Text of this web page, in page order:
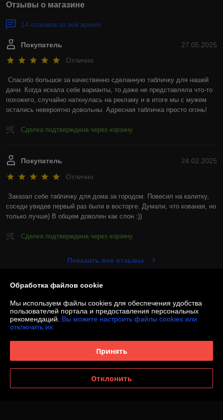
Отзывы о магазине
14 отзывов за всё время
27.05.2025
Покупатель
Отлично
Спасибо большое за качественно сделанную табличку для нашей
дачи. Когда искала себе варианты, то даже не представляла что-то
похожего, случайно наткнулась на рекламу и в итоге мы с мужем
остались невероятно довольны. Адресная табличка просто огонь!
Сделка подтверждена через корзину
24.02.2025
Покупатель
Отлично
Заказал себе табличку для дома за городом. Повесил на калитку,
соседи увидев первый раз были в восторге. Думали, что кованая, но
только лучше) В общем доволен как слон :))
Сделка подтверждена через корзину
Показать все отзывы
Контакты
Доставка и оплата
Полная версия сайта
Обработка файлов cookie
Мы используем файлы cookies для обеспечения удобства
пользователей портала и предоставления персональных
рекомендаций. Вы можете настроить файлы cookies или
отключить их.
Принять
Отклонить